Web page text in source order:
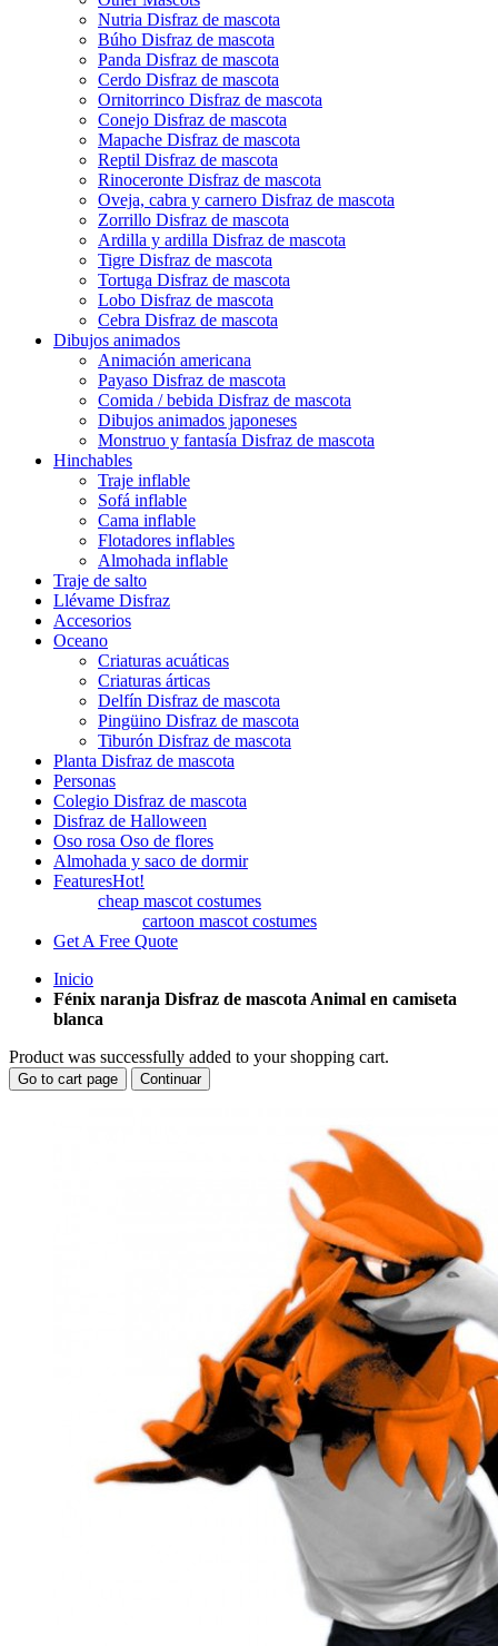
Nutria Disfraz de mascota
Búho Disfraz de mascota
Panda Disfraz de mascota
Cerdo Disfraz de mascota
Ornitorrinco Disfraz de mascota
Conejo Disfraz de mascota
Mapache Disfraz de mascota
Reptil Disfraz de mascota
Rinoceronte Disfraz de mascota
Oveja, cabra y carnero Disfraz de mascota
Zorrillo Disfraz de mascota
Ardilla y ardilla Disfraz de mascota
Tigre Disfraz de mascota
Tortuga Disfraz de mascota
Lobo Disfraz de mascota
Cebra Disfraz de mascota
Dibujos animados
Animación americana
Payaso Disfraz de mascota
Comida / bebida Disfraz de mascota
Dibujos animados japoneses
Monstruo y fantasía Disfraz de mascota
Hinchables
Traje inflable
Sofá inflable
Cama inflable
Flotadores inflables
Almohada inflable
Traje de salto
Llévame Disfraz
Accesorios
Oceano
Criaturas acuáticas
Criaturas árticas
Delfín Disfraz de mascota
Pingüino Disfraz de mascota
Tiburón Disfraz de mascota
Planta Disfraz de mascota
Personas
Colegio Disfraz de mascota
Disfraz de Halloween
Oso rosa Oso de flores
Almohada y saco de dormir
FeaturesHot!
cheap mascot costumes
cartoon mascot costumes
Get A Free Quote
Inicio
Fénix naranja Disfraz de mascota Animal en camiseta
blanca
Product was successfully added to your shopping cart.
Go to cart page Continuar